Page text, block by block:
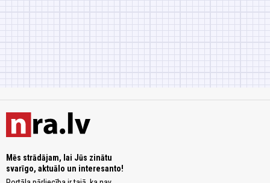
Mēs strādājam, lai Jūs zinātu
svarīgo, aktuālo un interesanto!